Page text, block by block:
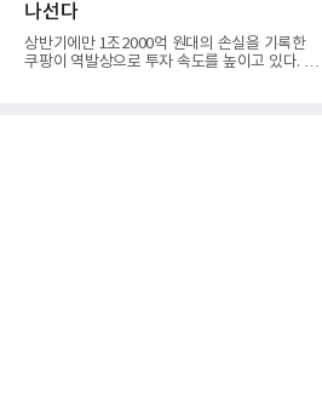
나선다
상반기에만 1조2000억 원대의 손실을 기록한
쿠팡이 역발상으로 투자 속도를 높이고 있다. 이